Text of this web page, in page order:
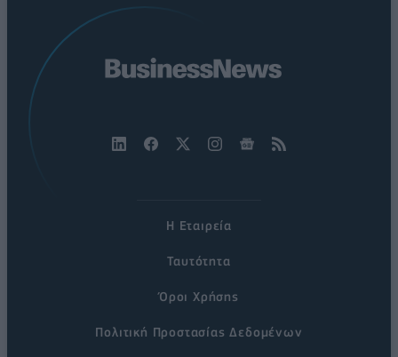
Η Εταιρεία
Ταυτότητα
Όροι Χρήσης
Πολιτική Προστασίας Δεδομένων